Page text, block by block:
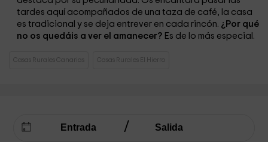
tardes aquí acompañados de una taza de café, la casa
es tradicional y se deja entrever en cada rincón. ¿Por qué
no os quedáis a ver el amanecer? Es de lo más especial.
Casas Rurales Canarias Casas Rurales El Hierro